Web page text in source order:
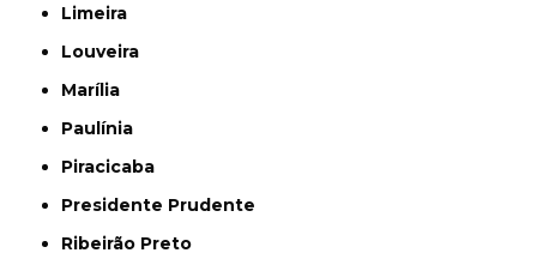
Limeira
Louveira
Marília
Paulínia
Piracicaba
Presidente Prudente
Ribeirão Preto